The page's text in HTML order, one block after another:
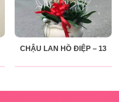
CHẬU LAN HỒ ĐIỆP – 13